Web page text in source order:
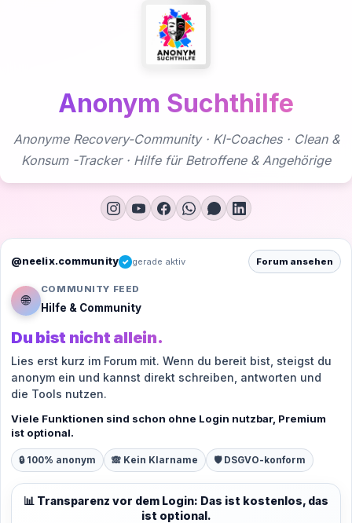
Anonym Suchthilfe
Anonyme Recovery-Community · KI-Coaches · Clean &
Konsum -Tracker · Hilfe für Betroffene & Angehörige
@neelix.community ✓ gerade aktiv Forum ansehen
🌐
COMMUNITY FEED
Hilfe & Community
Du bist nicht allein.
Lies erst kurz im Forum mit. Wenn du bereit bist, steigst du
anonym ein und kannst direkt schreiben, antworten und
die Tools nutzen.
Viele Funktionen sind schon ohne Login nutzbar, Premium
ist optional.
🔒 100% anonym 🙈 Kein Klarname 🛡️ DSGVO-konform
📊 Transparenz vor dem Login: Das ist kostenlos, das
ist optional.